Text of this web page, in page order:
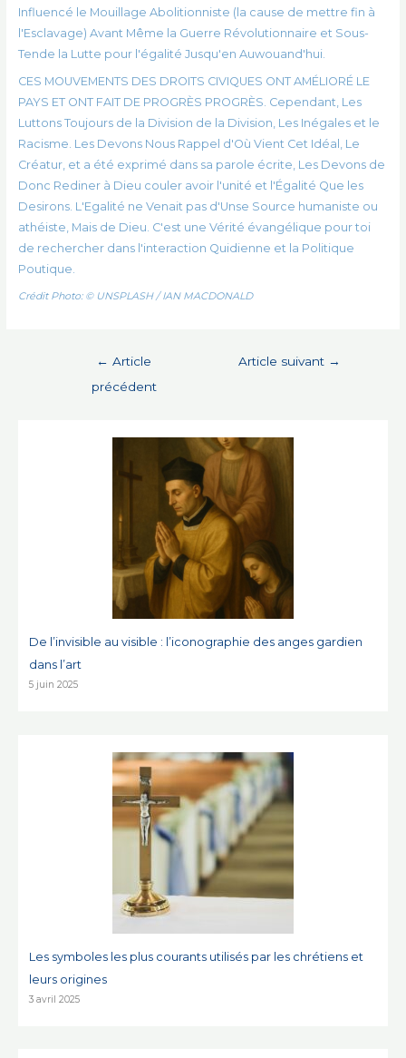
Influencé le Mouillage Abolitionniste (la cause de mettre fin à
l'Esclavage) Avant Même la Guerre Révolutionnaire et Sous-
Tende la Lutte pour l'égalité Jusqu'en Auwouand'hui.
CES MOUVEMENTS DES DROITS CIVIQUES ONT AMÉLIORÉ LE
PAYS ET ONT FAIT DE PROGRÈS PROGRÈS. Cependant, Les
Luttons Toujours de la Division de la Division, Les Inégales et le
Racisme. Les Devons Nous Rappel d'Où Vient Cet Idéal, Le
Créatur, et a été exprimé dans sa parole écrite, Les Devons de
Donc Rediner à Dieu couler avoir l'unité et l'Égalité Que les
Desirons. L'Egalité ne Venait pas d'Unse Source humaniste ou
athéiste, Mais de Dieu. C'est une Vérité évangélique pour toi
de rechercher dans l'interaction Quidienne et la Politique
Poutique.
Crédit Photo: © UNSPLASH / IAN MACDONALD
← Article
précédent
Article suivant →
De l’invisible au visible : l’iconographie des anges gardien
dans l’art
5 juin 2025
Les symboles les plus courants utilisés par les chrétiens et
leurs origines
3 avril 2025